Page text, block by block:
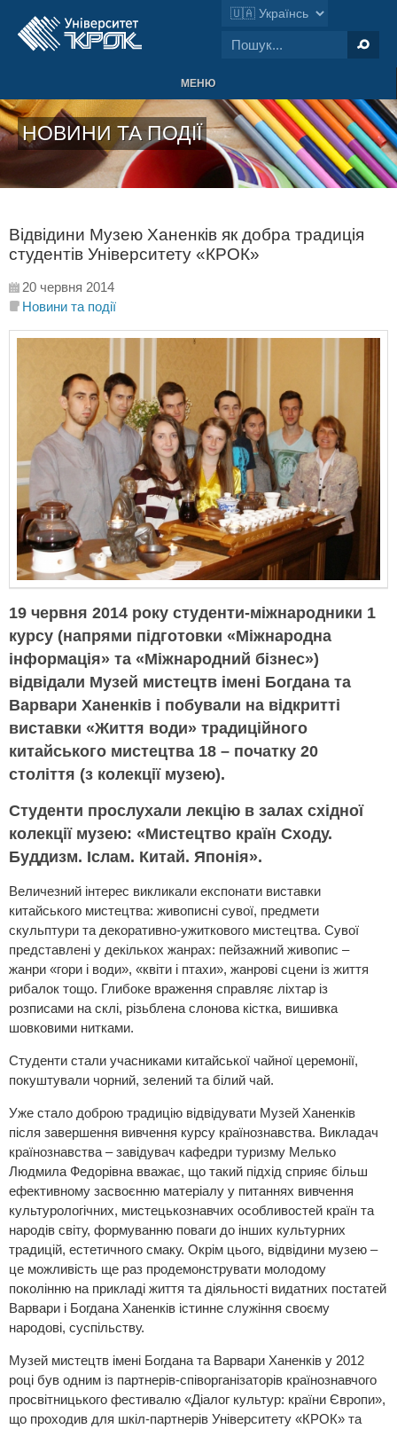
МЕНЮ
НОВИНИ ТА ПОДІЇ
Відвідини Музею Ханенків як добра традиція
студентів Університету «КРОК»
20 червня 2014
Новини та події
19 червня 2014 року студенти-міжнародники 1
курсу (напрями підготовки «Міжнародна
інформація» та «Міжнародний бізнес»)
відвідали Музей мистецтв імені Богдана та
Варвари Ханенків і побували на відкритті
виставки «Життя води» традиційного
китайського мистецтва 18 – початку 20
століття (з колекції музею).
Студенти прослухали лекцію в залах східної
колекції музею: «Мистецтво країн Сходу.
Буддизм. Іслам. Китай. Японія».
Величезний інтерес викликали експонати виставки
китайського мистецтва: живописні сувої, предмети
скульптури та декоративно-ужиткового мистецтва. Сувої
представлені у декількох жанрах: пейзажний живопис –
жанри «гори і води», «квіти і птахи», жанрові сцени із життя
рибалок тощо. Глибоке враження справляє ліхтар із
розписами на склі, різьблена слонова кістка, вишивка
шовковими нитками.
Студенти стали учасниками китайської чайної церемонії,
покуштували чорний, зелений та білий чай.
Уже стало доброю традицію відвідувати Музей Ханенків
після завершення вивчення курсу країнознавства. Викладач
країнознавства – завідувач кафедри туризму Мелько
Людмила Федорівна вважає, що такий підхід сприяє більш
ефективному засвоєнню матеріалу у питаннях вивчення
культурологічних, мистецькознавчих особливостей країн та
народів світу, формуванню поваги до інших культурних
традицій, естетичного смаку. Окрім цього, відвідини музею –
це можливість ще раз продемонструвати молодому
поколінню на прикладі життя та діяльності видатних постатей
Варвари і Богдана Ханенків істинне служіння своєму
народові, суспільству.
Музей мистецтв імені Богдана та Варвари Ханенків у 2012
році був одним із партнерів-співорганізаторів країнознавчого
просвітницького фестивалю «Діалог культур: країни Європи»,
що проходив для шкіл-партнерів Університету «КРОК» та